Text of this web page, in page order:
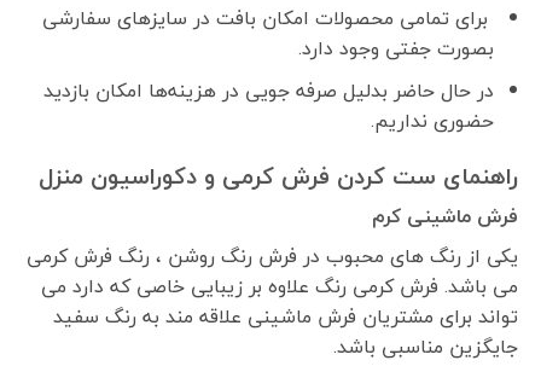
برای تمامی محصولات امکان بافت در سایزهای سفارشی
بصورت جفتی وجود دارد.
در حال حاضر بدلیل صرفه جویی در هزینه‌ها امکان بازدید
حضوری نداریم.
راهنمای ست کردن فرش کرمی و دکوراسیون منزل
فرش ماشینی کرم
یکی از رنگ های محبوب در فرش رنگ روشن ، رنگ فرش کرمی
می باشد. فرش کرمی رنگ علاوه بر زیبایی خاصی که دارد می
تواند برای مشتریان فرش ماشینی علاقه مند به رنگ سفید
جایگزین مناسبی باشد.